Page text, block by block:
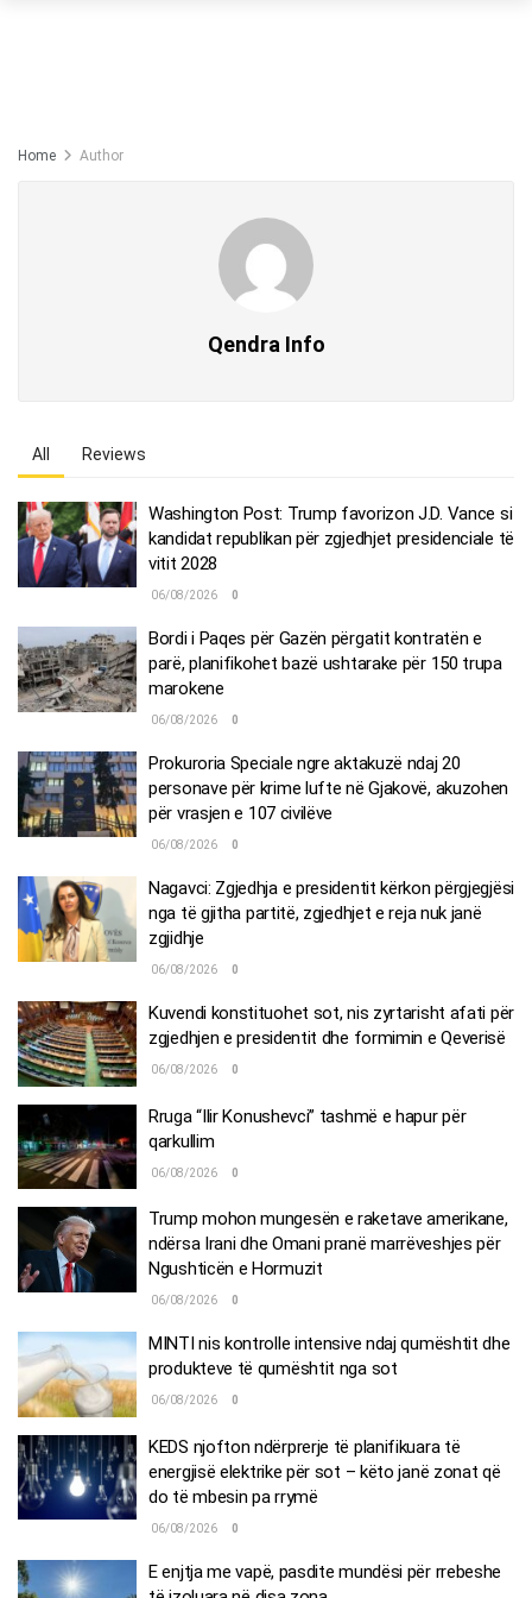
Home Author
Qendra Info
All Reviews
Washington Post: Trump favorizon J.D. Vance si
kandidat republikan për zgjedhjet presidenciale të
vitit 2028
06/08/2026 0
Bordi i Paqes për Gazën përgatit kontratën e
parë, planifikohet bazë ushtarake për 150 trupa
marokene
06/08/2026 0
Prokuroria Speciale ngre aktakuzë ndaj 20
personave për krime lufte në Gjakovë, akuzohen
për vrasjen e 107 civilëve
06/08/2026 0
Nagavci: Zgjedhja e presidentit kërkon përgjegjësi
nga të gjitha partitë, zgjedhjet e reja nuk janë
zgjidhje
06/08/2026 0
Kuvendi konstituohet sot, nis zyrtarisht afati për
zgjedhjen e presidentit dhe formimin e Qeverisë
06/08/2026 0
Rruga “Ilir Konushevci” tashmë e hapur për
qarkullim
06/08/2026 0
Trump mohon mungesën e raketave amerikane,
ndërsa Irani dhe Omani pranë marrëveshjes për
Ngushticën e Hormuzit
06/08/2026 0
MINTI nis kontrolle intensive ndaj qumështit dhe
produkteve të qumështit nga sot
06/08/2026 0
KEDS njofton ndërprerje të planifikuara të
energjisë elektrike për sot – këto janë zonat që
do të mbesin pa rrymë
06/08/2026 0
E enjtja me vapë, pasdite mundësi për rrebeshe